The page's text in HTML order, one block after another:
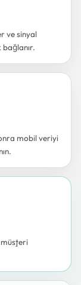
ve sinyal
mobil veriyi
müşteri